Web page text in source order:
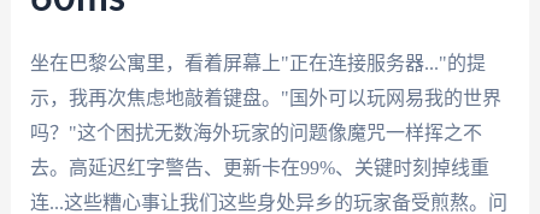
坐在巴黎公寓里，看着屏幕上"正在连接服务器..."的提
示，我再次焦虑地敲着键盘。"国外可以玩网易我的世界
吗？"这个困扰无数海外玩家的问题像魔咒一样挥之不
去。高延迟红字警告、更新卡在99%、关键时刻掉线重
连...这些糟心事让我们这些身处异乡的玩家备受煎熬。问